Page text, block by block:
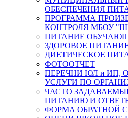
ОБЕСПЕЧЕНИЯ
ПРОГРАММА
КОНТРОЛЯ МБОУ
ПИТАНИЕ
ЗДОРОВОЕ
ДИЕТИЧЕСКОЕ
ФОТООТЧЕТ
ПЕРЕЧНИ ЮЛ и ИП,
УСЛУГИ ПО
ЧАСТО
ПИТАНИЮ И
ФОРМА ОБРАТНОЙ